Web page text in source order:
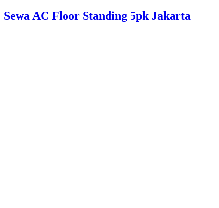
Sewa AC Floor Standing 5pk Jakarta